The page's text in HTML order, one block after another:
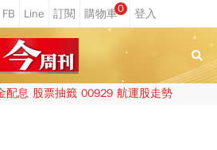
0
配息 股票抽籤 00929 航運股走勢